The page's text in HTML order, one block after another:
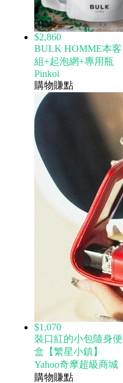
$2,860
BULK HOMME本
組+起泡網+專用瓶
Pinkoi
購物賺點
$1,070
裝口紅的小包隨身
盒【繁星小鎮】
Yahoo奇摩超級商城
購物賺點